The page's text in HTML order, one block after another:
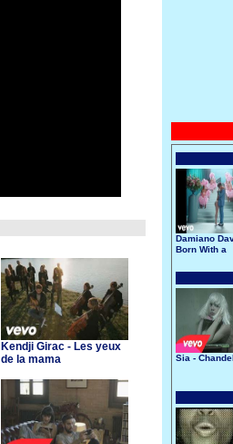
Kendji Girac - Les yeux
de la mama
Damiano
Born With a
Sia -